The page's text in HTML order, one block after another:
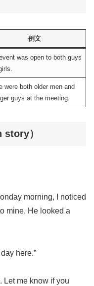
例文
was open to both guys
were both older men and
guys at the meeting.
）
morning, I noticed
mine. He looked a
day here.”
Let me know if you